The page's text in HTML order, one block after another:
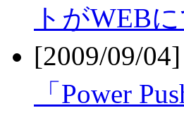
トがWEB
[2009/09/
「Power